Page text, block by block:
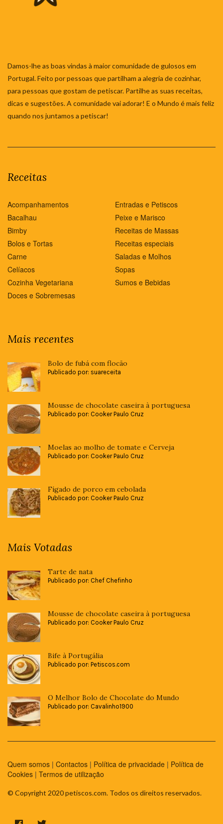
Damos-lhe as boas vindas à maior comunidade de gulosos em
Portugal. Feito por pessoas que partilham a alegria de cozinhar,
para pessoas que gostam de petiscar. Partilhe as suas receitas,
dicas e sugestões. A comunidade vai adorar! E o Mundo é mais feliz
quando nos juntamos a petiscar!
Receitas
Acompanhamentos
Bacalhau
Bimby
Bolos e Tortas
Carne
Celíacos
Cozinha Vegetariana
Doces e Sobremesas
Entradas e Petiscos
Peixe e Marisco
Receitas de Massas
Receitas especiais
Saladas e Molhos
Sopas
Sumos e Bebidas
Mais recentes
Bolo de fubá com flocão
Publicado por: suareceita
Mousse de chocolate caseira à portuguesa
Publicado por: Cooker Paulo Cruz
Moelas ao molho de tomate e Cerveja
Publicado por: Cooker Paulo Cruz
Fígado de porco em cebolada
Publicado por: Cooker Paulo Cruz
Mais Votadas
Tarte de nata
Publicado por: Chef Chefinho
Mousse de chocolate caseira à portuguesa
Publicado por: Cooker Paulo Cruz
Bife à Portugália
Publicado por: Petiscos.com
O Melhor Bolo de Chocolate do Mundo
Publicado por: Cavalinho1900
Quem somos | Contactos | Política de privacidade | Política de
Cookies | Termos de utilização
© Copyright 2020 petiscos.com. Todos os direitos reservados.